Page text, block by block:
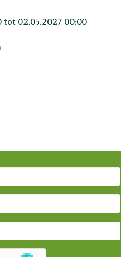
tot 02.05.2027 00:00